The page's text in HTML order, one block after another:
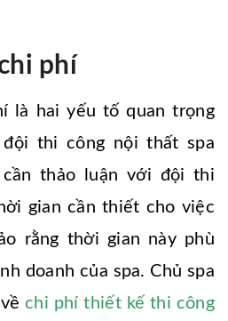
phí
là hai yếu tố quan trọng
thi công nội thất spa
cần thảo luận với đội thi
gian cần thiết cho việc
rằng thời gian này phù
doanh của spa. Chủ spa
vềchi phí thiết kế thi công